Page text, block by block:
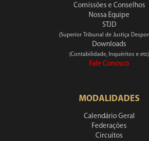
Comissões e Conselhos
Nossa Equipe
STJD
(Superior Tribunal de Justiça
Downloads
(Contabilidade, Inquéritos e etc)
Fale Conosco
MODALIDADES
Calendário Geral
Federações
Circuitos